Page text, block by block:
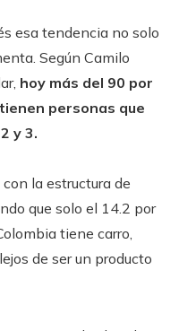
esa tendencia no solo
Según Camilo
hoy más del 90 por
personas que
y 3.
la estructura de
que solo el 14.2 por
tiene carro,
de ser un producto